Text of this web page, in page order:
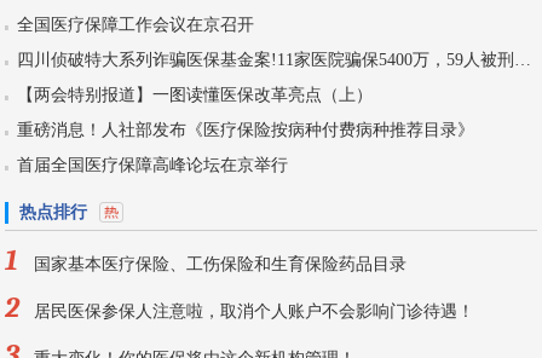
全国医疗保障工作会议在京召开
【两会特别报道】一图读懂医保改革亮点（上）
重磅消息！人社部发布《医疗保险按病种付费病种推荐目录》
首届全国医疗保障高峰论坛在京举行
热点排行
1 国家基本医疗保险、工伤保险和生育保险药品目录
2 居民医保参保人注意啦，取消个人账户不会影响门诊待遇！